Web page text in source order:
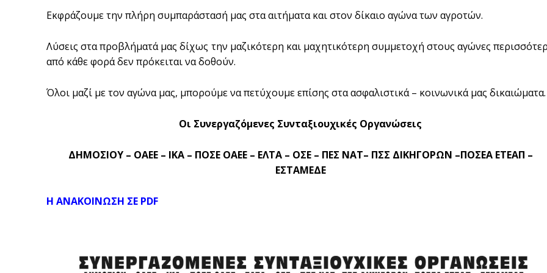
Εκφράζουμε την πλήρη συμπαράστασή μας στα αιτήματα και στον δίκαιο αγώνα των αγροτών.
Λύσεις στα προβλήματά μας δίχως την μαζικότερη και μαχητικότερη συμμετοχή στους αγώνες
από κάθε φορά δεν πρόκειται να δοθούν.
Όλοι μαζί με τον αγώνα μας, μπορούμε να πετύχουμε επίσης στα ασφαλιστικά – κοινωνικά μας δικαιώματα.
Οι Συνεργαζόμενες Συνταξιουχικές Οργανώσεις
ΔΗΜΟΣΙΟΥ – OAEE – ΙΚΑ – ΠΟΣΕ ΟΑΕΕ – ΕΛΤΑ – ΟΣΕ – ΠΕΣ ΝΑΤ– ΠΣΣ ΔΙΚΗΓΟΡΩΝ –ΠΟΣΕΑ ΕΤΕΑΠ –
ΕΣΤΑΜΕΔΕ
Η ΑΝΑΚΟΙΝΩΣΗ ΣΕ PDF